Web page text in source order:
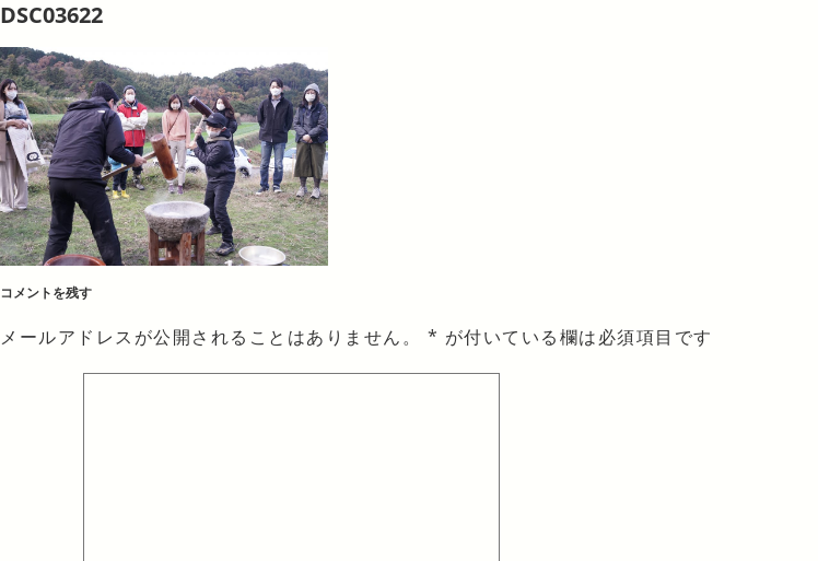
DSC03622
コメントを残す
メールアドレスが公開されることはありません。 * が付いている欄は必須項目です